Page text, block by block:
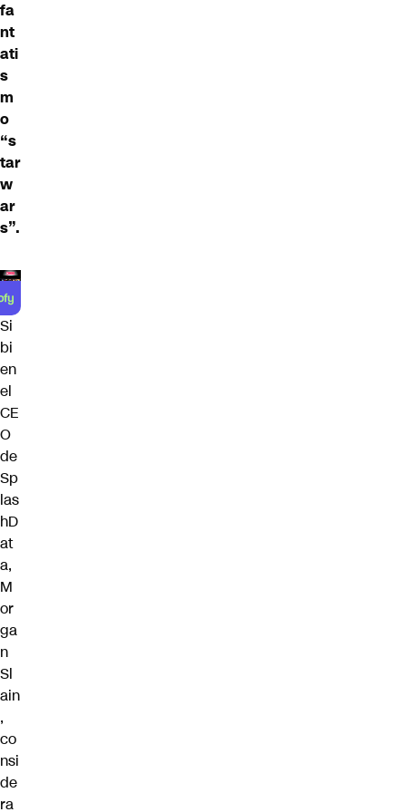
fa
nt
ati
s
m
o
“s
tar
w
ar
s”.
Si
bi
en
el
CE
O
de
Sp
las
hD
at
a,
M
or
ga
n
Sl
ain
,
co
nsi
de
ra